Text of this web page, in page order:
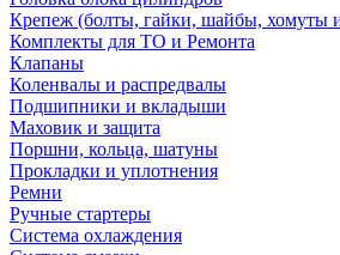
Крепеж (болты, гайки, шайбы, хомуты
Комплекты для ТО и Ремонта
Клапаны
Коленвалы и распредвалы
Подшипники и вкладыши
Маховик и защита
Поршни, кольца, шатуны
Прокладки и уплотнения
Ремни
Ручные стартеры
Система охлаждения